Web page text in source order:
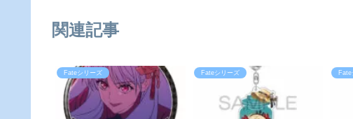
関連記事
Fateシリーズ Fateシリーズ Fate